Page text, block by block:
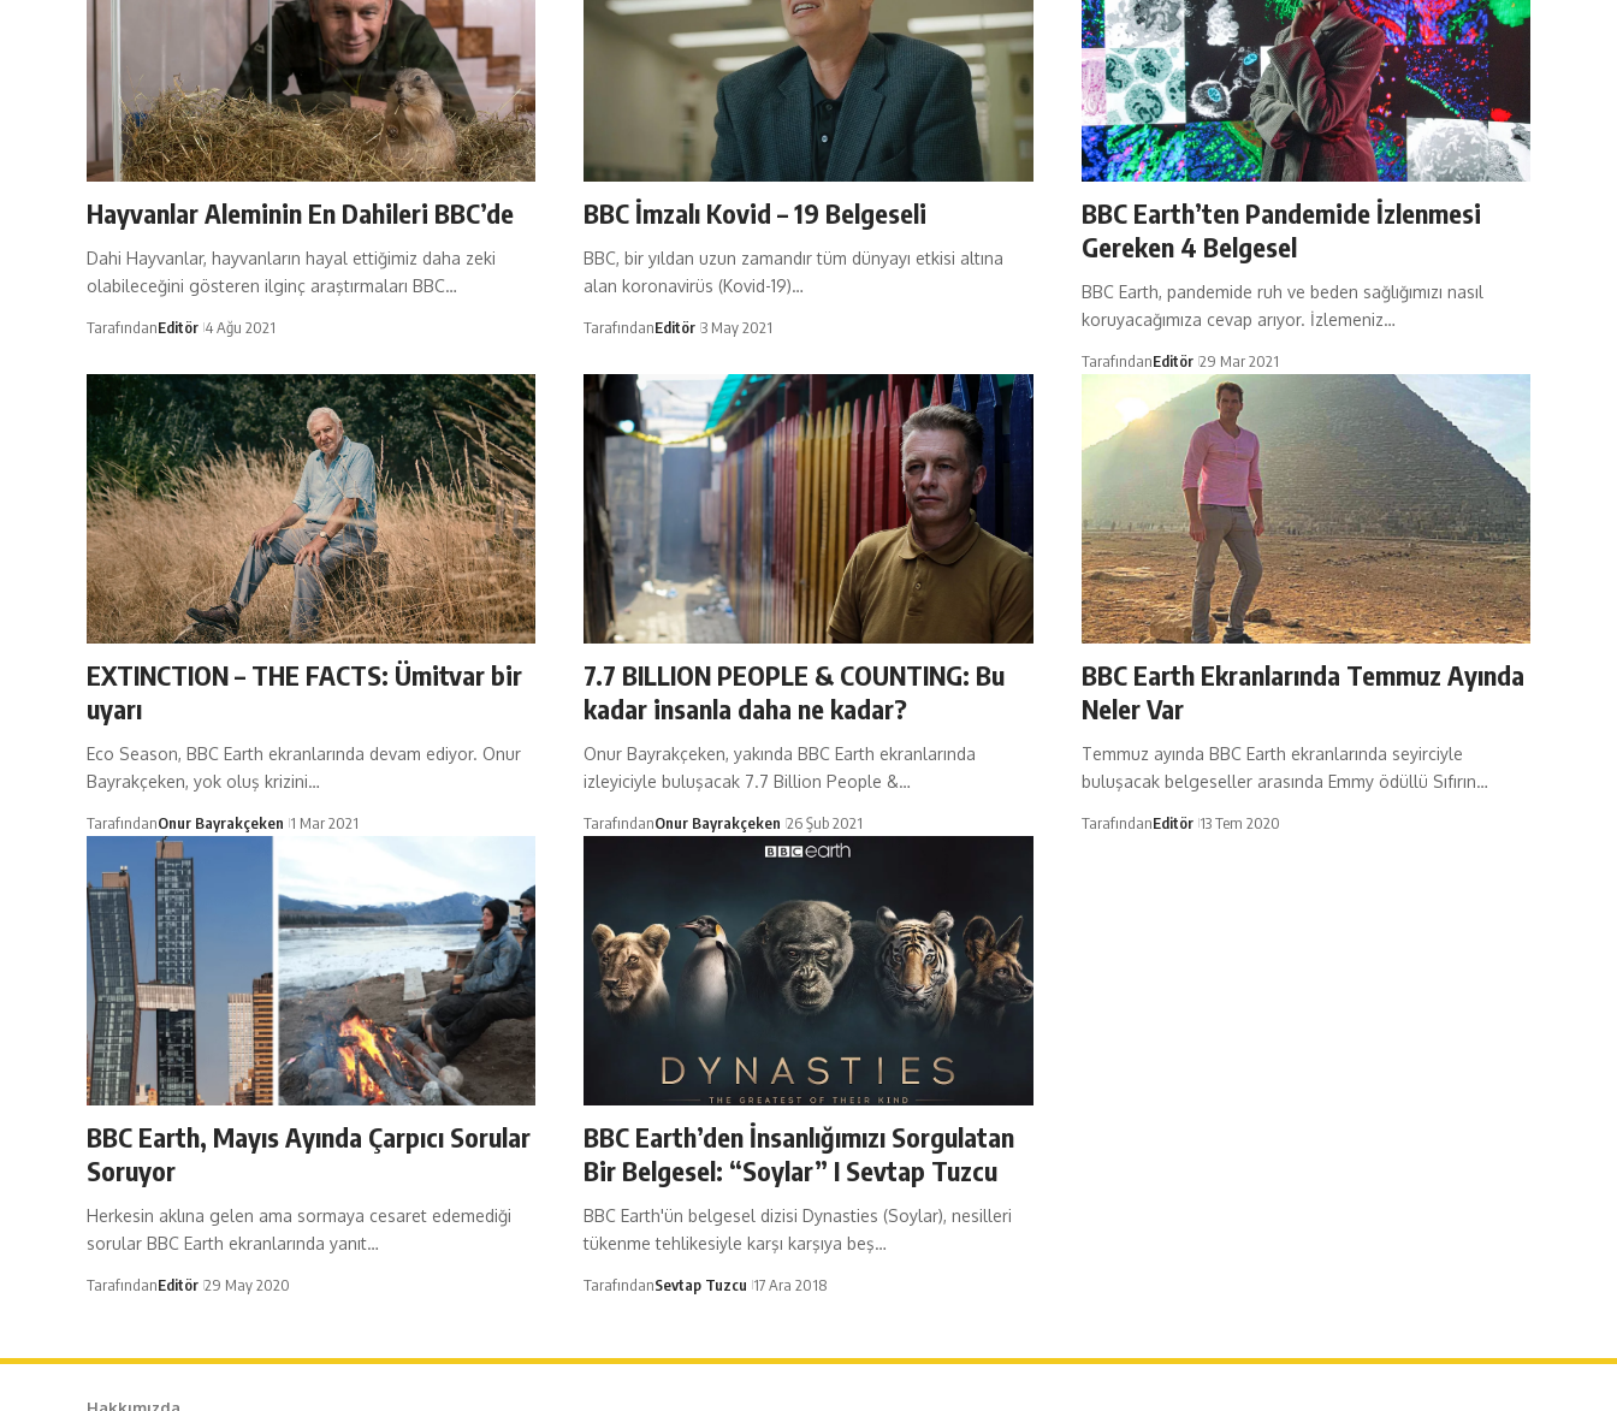
Hayvanlar Aleminin En Dahileri BBC’de
Dahi Hayvanlar, hayvanların hayal ettiğimiz daha zeki
olabileceğini gösteren ilginç araştırmaları BBC…
TarafındanEditör 4 Ağu 2021
BBC İmzalı Kovid – 19 Belgeseli
BBC, bir yıldan uzun zamandır tüm dünyayı etkisi altına
alan koronavirüs (Kovid-19)…
TarafındanEditör 3 May 2021
BBC Earth’ten Pandemide İzlenmesi
Gereken 4 Belgesel
BBC Earth, pandemide ruh ve beden sağlığımızı nasıl
koruyacağımıza cevap arıyor. İzlemeniz…
TarafındanEditör 29 Mar 2021
EXTINCTION – THE FACTS: Ümitvar bir
uyarı
Eco Season, BBC Earth ekranlarında devam ediyor. Onur
Bayrakçeken, yok oluş krizini…
TarafındanOnur Bayrakçeken 1 Mar 2021
7.7 BILLION PEOPLE & COUNTING: Bu
kadar insanla daha ne kadar?
Onur Bayrakçeken, yakında BBC Earth ekranlarında
izleyiciyle buluşacak 7.7 Billion People &…
TarafındanOnur Bayrakçeken 26 Şub 2021
BBC Earth Ekranlarında Temmuz Ayında
Neler Var
Temmuz ayında BBC Earth ekranlarında seyirciyle
buluşacak belgeseller arasında Emmy ödüllü Sıfırın…
TarafındanEditör 13 Tem 2020
BBC Earth, Mayıs Ayında Çarpıcı Sorular
Soruyor
Herkesin aklına gelen ama sormaya cesaret edemediği
sorular BBC Earth ekranlarında yanıt…
TarafındanEditör 29 May 2020
BBC Earth’den İnsanlığımızı Sorgulatan
Bir Belgesel: “Soylar” I Sevtap Tuzcu
BBC Earth'ün belgesel dizisi Dynasties (Soylar), nesilleri
tükenme tehlikesiyle karşı karşıya beş…
TarafındanSevtap Tuzcu 17 Ara 2018